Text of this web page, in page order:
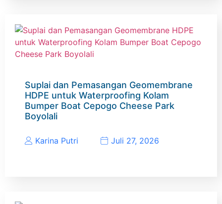
Suplai dan Pemasangan Geomembrane
HDPE untuk Waterproofing Kolam
Bumper Boat Cepogo Cheese Park
Boyolali
Karina Putri Juli 27, 2026